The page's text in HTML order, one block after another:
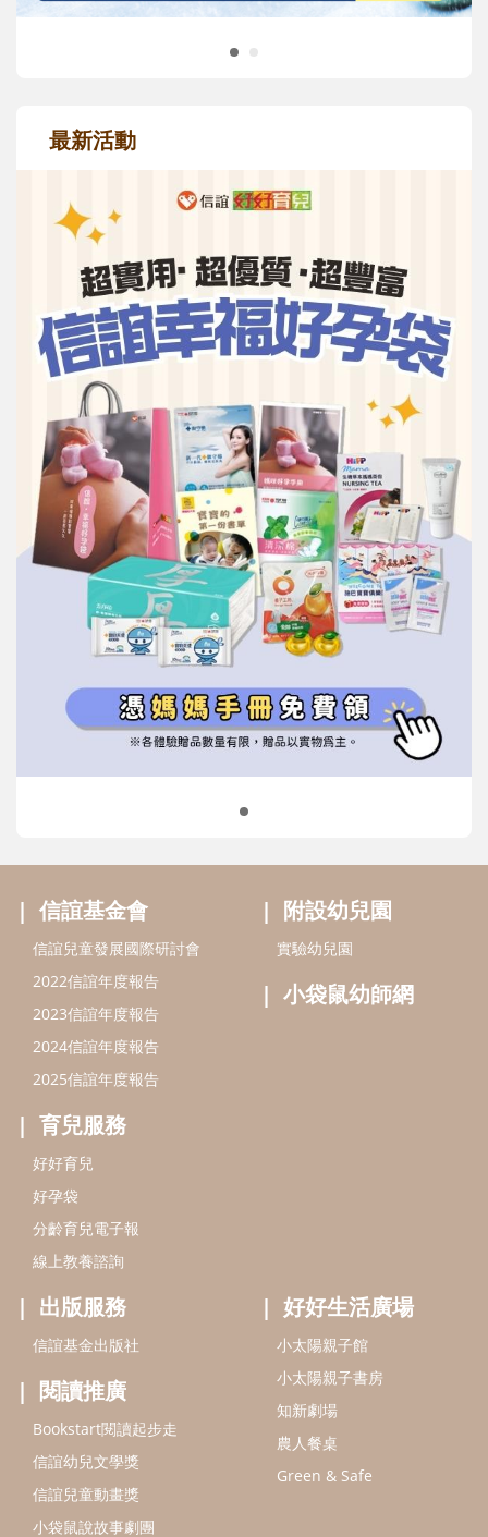
信誼基金會
2022信誼年度報告
2023信誼年度報告
2024信誼年度報告
好孕袋
分齡育兒電子報
線上教養諮詢
附設幼兒園
小袋鼠幼師網
出版服務
信誼基金出版社
閱讀推廣
Bookstart閱讀起步走
信誼幼兒文學獎
信誼兒童動畫獎
小袋鼠說故事劇團
service@hsin-yi.org.tw
信誼好好育兒
小太陽親子書房
(02)2396-5305轉2345 (週一～週五 9:00～18:00)
認識信誼 合作洽談 智慧財產權聲明
本網站建議使用IE9(含以上)或 Google Chrome 版本瀏覽器
信誼基金會/上誼文化實業股份有限公司 版權所有 ©